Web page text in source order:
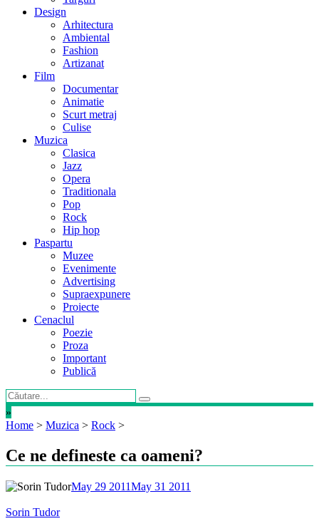
Design
Arhitectura
Ambiental
Fashion
Artizanat
Film
Documentar
Animatie
Scurt metraj
Culise
Muzica
Clasica
Jazz
Opera
Traditionala
Pop
Rock
Hip hop
Paspartu
Muzee
Evenimente
Advertising
Supraexpunere
Proiecte
Cenaclul
Poezie
Proza
Important
Publică
»
Home > Muzica > Rock >
Ce ne defineste ca oameni?
May 29 2011May 31 2011
Sorin Tudor